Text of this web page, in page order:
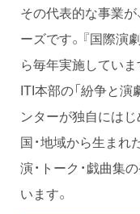
その代表的な事業が
ーズです。『国際演
ら毎年実施していま
ITI本部の「紛争と
ンターが独自にはじ
国・地域から生まれ
演・トーク・戯曲集
います。